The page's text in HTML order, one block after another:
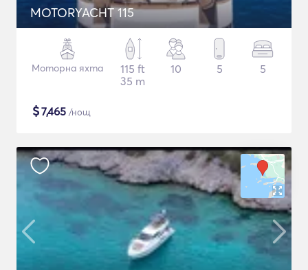
MOTORYACHT 115
Моторна яхта
115 ft
35 m
10 5 5
$7,465 /нощ